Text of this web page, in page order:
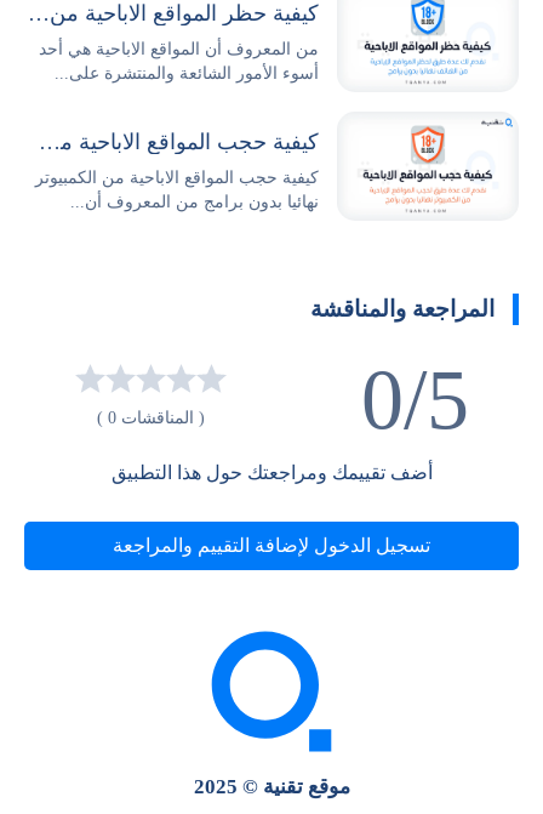
كيفية حظر المواقع الاباحية من الهاتف نهائيا بدون برامج
من المعروف أن المواقع الاباحية هي أحد
أسوء الأمور الشائعة والمنتشرة على...
كيفية حجب المواقع الاباحية من الكمبيوتر نهائيا بدون برامج
كيفية حجب المواقع الاباحية من الكمبيوتر
نهائيا بدون برامج من المعروف أن...
المراجعة والمناقشة
0/5 ( المناقشات 0 )
أضف تقييمك ومراجعتك حول هذا التطبيق
تسجيل الدخول لإضافة التقييم والمراجعة
موقع تقنية © 2025